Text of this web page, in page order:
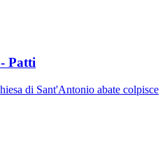
Patti
di Sant'Antonio abate colpisce